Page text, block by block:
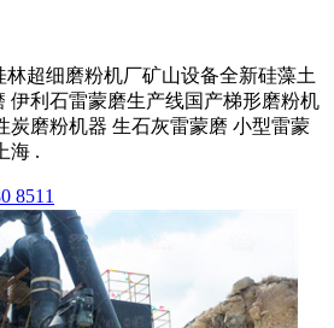
林超细磨粉机厂矿山设备全新硅藻土
伊利石雷蒙磨生产线国产梯形磨粉机
炭磨粉机器 生石灰雷蒙磨 小型雷蒙
海 .
8511